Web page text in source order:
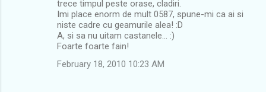
trece timpul peste orase, cladiri.
Imi place enorm de mult 0587, spune-mi ca ai si
niste cadre cu geamurile alea! :D
A, si sa nu uitam castanele... :)
Foarte foarte fain!
February 18, 2010 10:23 AM